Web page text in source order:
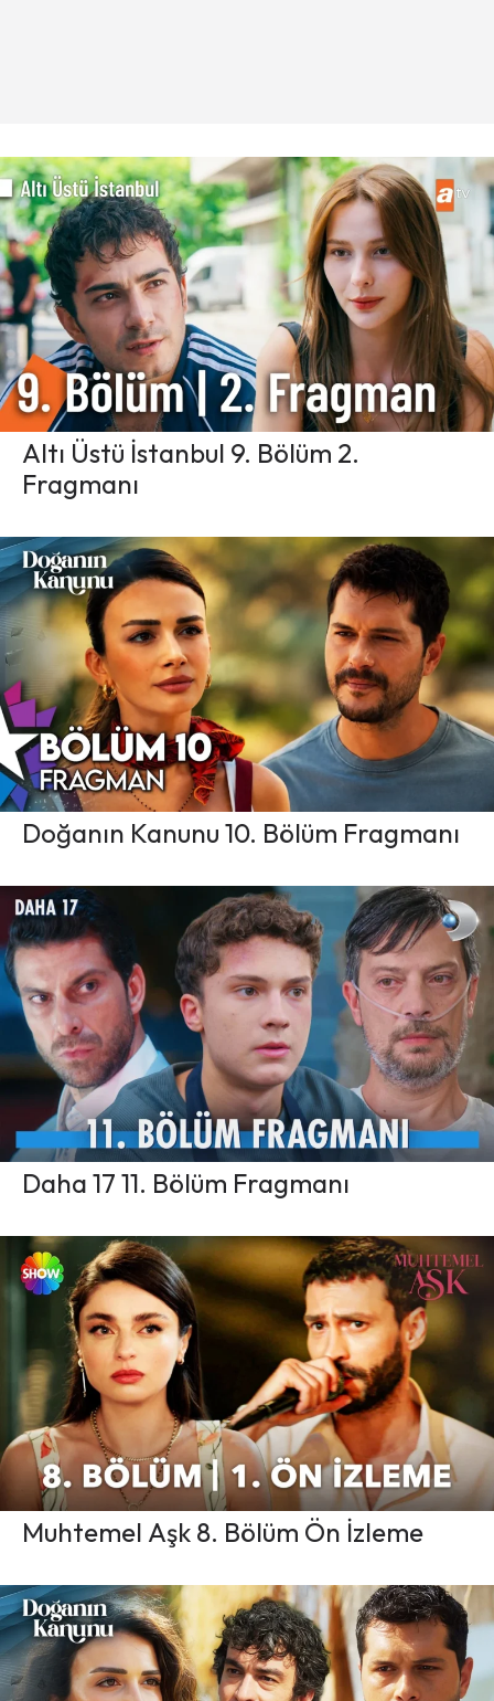
Altı Üstü İstanbul 9. Bölüm 2.
Fragmanı
Doğanın Kanunu 10. Bölüm Fragmanı
Daha 17 11. Bölüm Fragmanı
Muhtemel Aşk 8. Bölüm Ön İzleme